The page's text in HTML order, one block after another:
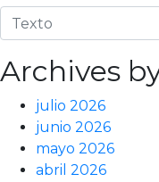
Archives
julio 2026
junio 2026
mayo 2026
abril 2026